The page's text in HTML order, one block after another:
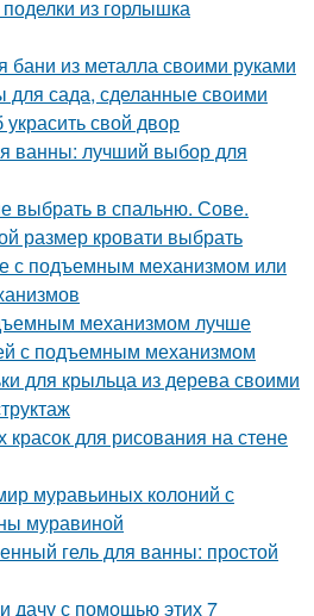
из горлышка
бани из металла своими руками
для сада, сделанные своими
свой двор
ванны: лучший выбор для
выбрать в спальню. Сове.
размер кровати выбрать
с подъемным механизмом или
механизмом лучше
с подъемным механизмом
для крыльца из дерева своими
для рисования на стене
муравьиных колоний с
муравиной
гель для ванны: простой
дачу с помощью этих 7